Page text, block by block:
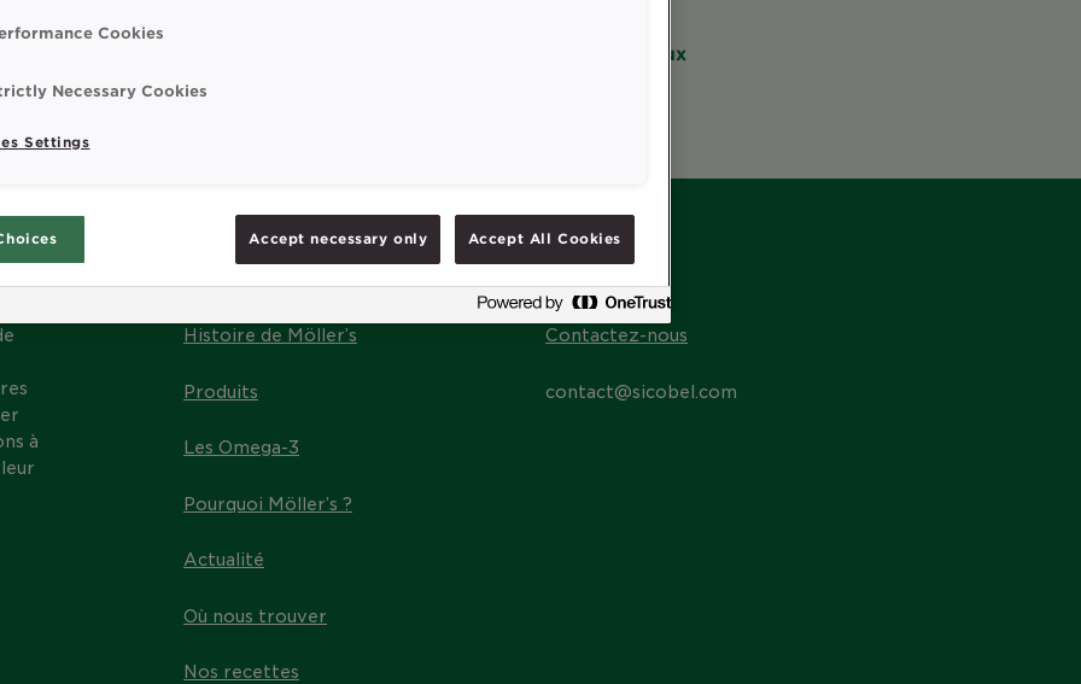
Vitamines et minéraux
à
MENU
Histoire de Möller’s
Produits
Les Omega-3
Pourquoi Möller’s ?
Actualité
Où nous trouver
Nos recettes
CONTACT
Contactez-nous
contact@sicobel.com
Cookies
Necessary Cookies
Settings
Accept necessary only Accept All Cookies